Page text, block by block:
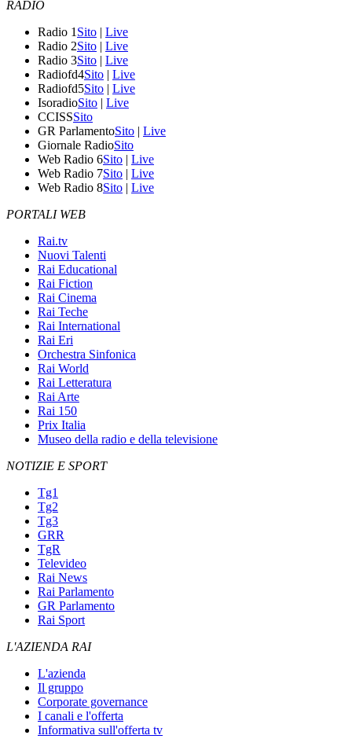
RADIO
Radio 1 Sito | Live
Radio 2Sito | Live
Radio 3Sito | Live
Radiofd4Sito | Live
Radiofd5Sito | Live
IsoradioSito | Live
CCISSSito
GR ParlamentoSito | Live
Giornale RadioSito
Web Radio 6Sito | Live
Web Radio 7Sito | Live
Web Radio 8Sito | Live
PORTALI WEB
Rai.tv
Nuovi Talenti
Rai Educational
Rai Fiction
Rai Cinema
Rai Teche
Rai International
Rai Eri
Orchestra Sinfonica
Rai World
Rai Letteratura
Rai Arte
Rai 150
Prix Italia
Museo della radio e della televisione
NOTIZIE E SPORT
Tg1
Tg2
Tg3
GRR
TgR
Televideo
Rai News
Rai Parlamento
GR Parlamento
Rai Sport
L'AZIENDA RAI
L'azienda
Il gruppo
Corporate governance
I canali e l'offerta
Informativa sull'offerta tv